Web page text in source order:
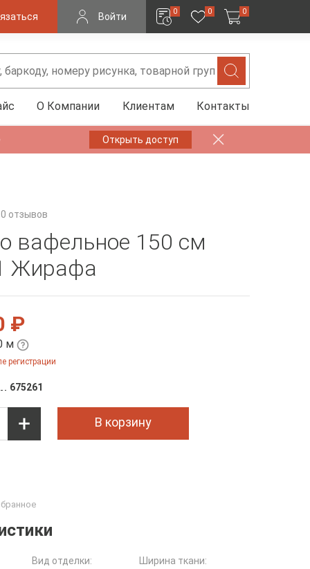
Войти 0 0 0
О Компании Клиентам Контакты
Открыть доступ
0 отзывов
вафельное 150 см
Жирафа
₽
м
регистрации
675261
В корзину
Вид отделки:
Ширина ткани: